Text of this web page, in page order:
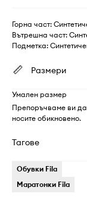
Горна част:
Вътрешна част:
Подметка:
Размери
Умален размер
Препоръчваме ви да
носите обикновено.
Тагове
Обувки Fila
Маратонки Fila